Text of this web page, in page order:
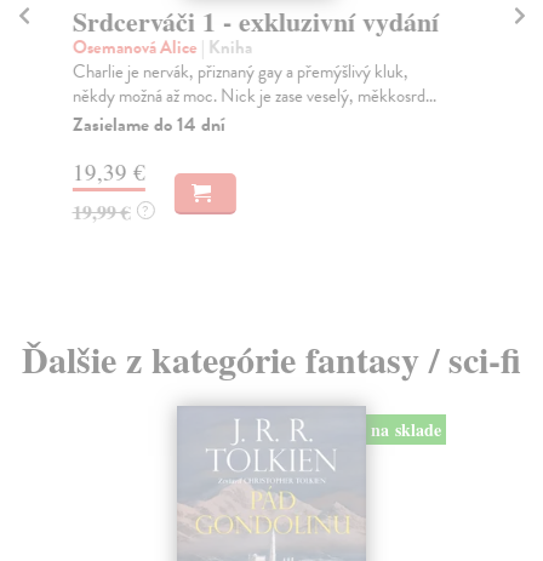
Srdcerváči 1 - exkluzivní vydání
Osemanová Alice | Kniha
Charlie je nervák, přiznaný gay a přemýšlivý kluk,
někdy možná až moc. Nick je zase veselý, měkkosrd...
Zasielame do 14 dní
19,39 €
19,99 € ?
Ďalšie z kategórie fantasy / sci-fi
na sklade